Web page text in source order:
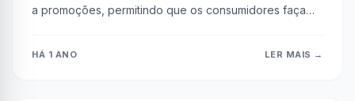
a promoções, permitindo que os consumidores faça
HÁ 1 ANO LER MAIS →